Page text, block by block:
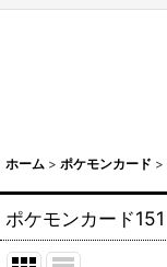
ホーム > ポケモンカード >
ポケモンカード151